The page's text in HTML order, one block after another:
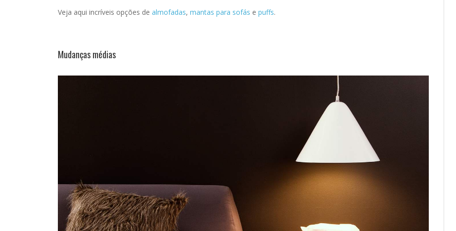
Veja aqui incríveis opções de almofadas, mantas para sofás e puffs.
Mudanças médias